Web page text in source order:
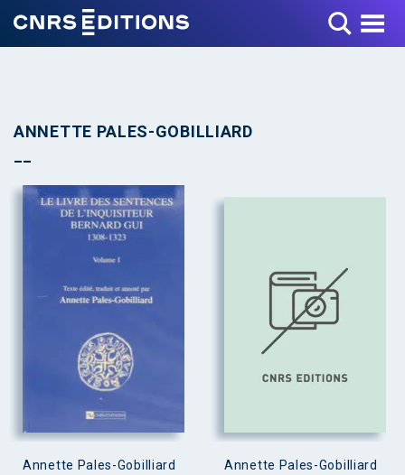
Toggle Menu
ANNETTE PALES-GOBILLIARD
Annette Pales-Gobilliard Annette Pales-Gobilliard